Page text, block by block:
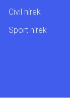
Civil hírek
Sport hírek